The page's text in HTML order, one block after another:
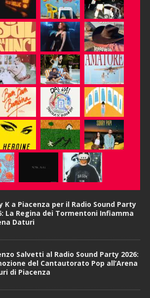
K a Piacenza per il Radio Sound Party
La Regina dei Tormentoni Infiamma
Daturi
Salvetti al Radio Sound Party 2026:
del Cantautorato Pop all’Arena
di Piacenza